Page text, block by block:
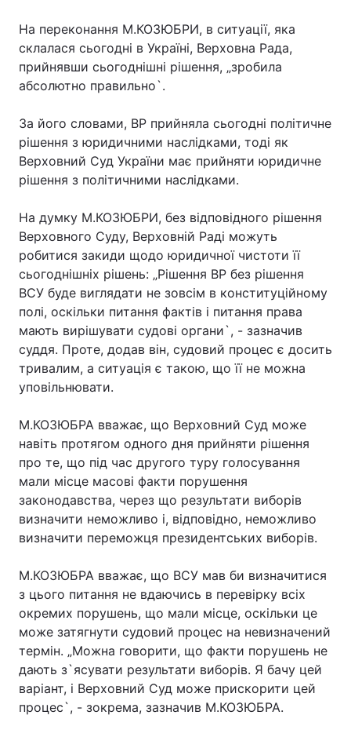
На переконання М.КОЗЮБРИ, в ситуації, яка
склалася сьогодні в Україні, Верховна Рада,
прийнявши сьогоднішні рішення, „зробила
абсолютно правильно`.
За його словами, ВР прийняла сьогодні політичне
рішення з юридичними наслідками, тоді як
Верховний Суд України має прийняти юридичне
рішення з політичними наслідками.
На думку М.КОЗЮБРИ, без відповідного рішення
Верховного Суду, Верховній Раді можуть
робитися закиди щодо юридичної чистоти її
сьогоднішніх рішень: „Рішення ВР без рішення
ВСУ буде виглядати не зовсім в конституційному
полі, оскільки питання фактів і питання права
мають вирішувати судові органи`, - зазначив
суддя. Проте, додав він, судовий процес є досить
тривалим, а ситуація є такою, що її не можна
уповільнювати.
М.КОЗЮБРА вважає, що Верховний Суд може
навіть протягом одного дня прийняти рішення
про те, що під час другого туру голосування
мали місце масові факти порушення
законодавства, через що результати виборів
визначити неможливо і, відповідно, неможливо
визначити переможця президентських виборів.
М.КОЗЮБРА вважає, що ВСУ мав би визначитися
з цього питання не вдаючись в перевірку всіх
окремих порушень, що мали місце, оскільки це
може затягнути судовий процес на невизначений
термін. „Можна говорити, що факти порушень не
дають з`ясувати результати виборів. Я бачу цей
варіант, і Верховний Суд може прискорити цей
процес`, - зокрема, зазначив М.КОЗЮБРА.